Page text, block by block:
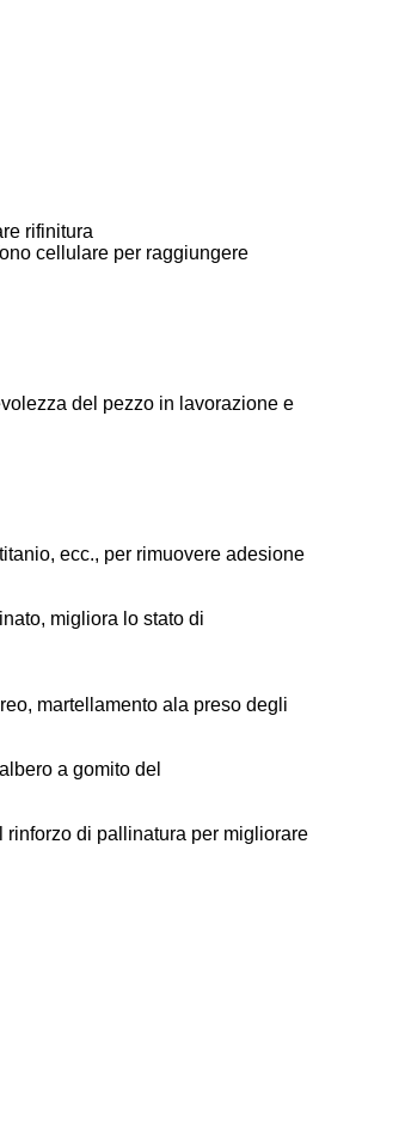
rifinitura
cellulare per raggiungere
del pezzo in lavorazione e
ecc., per rimuovere adesione
migliora lo stato di
martellamento ala preso degli
a gomito del
di pallinatura per migliorare